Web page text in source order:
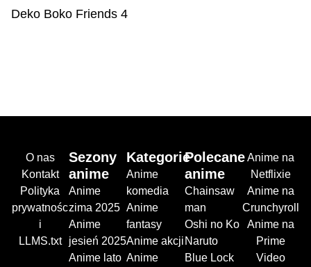
Deko Boko Friends 4
O nas
Kontakt
Polityka
prywatnośc
i
LLMS.txt
Sezony
anime
Anime
zima 2025
Anime
jesień 2025
Anime lato
Kategorie
Anime
komedia
Anime
fantasy
Anime akcji
Anime
Polecane
anime
Chainsaw
man
Oshi no Ko
Naruto
Blue Lock
Anime na
Netflixie
Anime na
Crunchyroll
Anime na
Prime
Video